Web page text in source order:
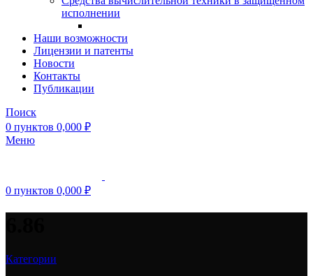
исполнении
Наши возможности
Лицензии и патенты
Новости
Контакты
Публикации
Поиск
0 пунктов 0,000 ₽
Меню
0 пунктов 0,000 ₽
Категории